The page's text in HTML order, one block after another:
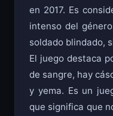
en 2017. Es
intenso del
soldado blindado,
El juego destaca
de sangre, hay
y yema. Es un
que significa que